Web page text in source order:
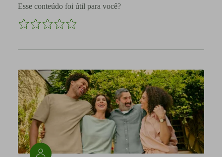
Esse conteúdo foi útil para você?